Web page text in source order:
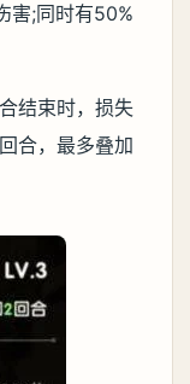
害;同时有50%
结束时，损失
合，最多叠加